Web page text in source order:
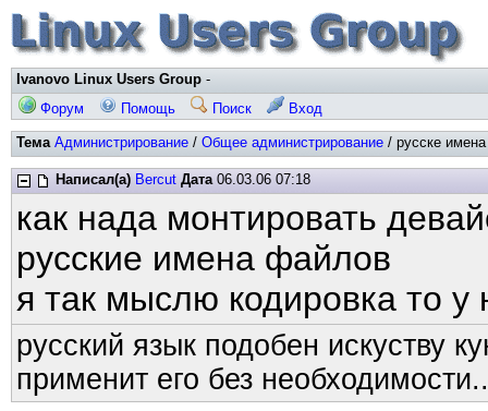
Ivanovo Linux Users Group -
Форум
Помощь Поиск Вход
Тема Администрирование / Общее администрирование / русске
Написал(а) Bercut Дата06.03.06 07:18
как нада монтировать
русские имена файлов
я так мыслю кодировка то у
русский язык подобен искуству
применит его без